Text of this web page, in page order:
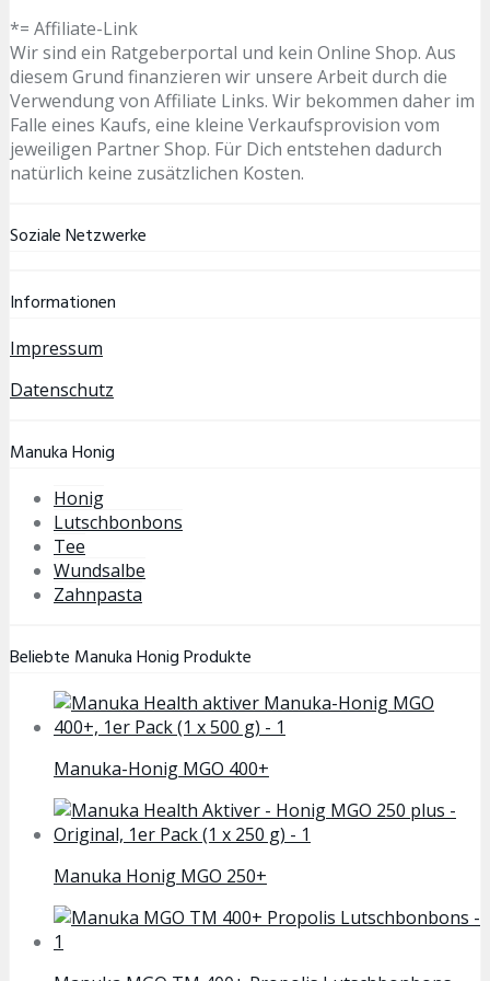
*= Affiliate-Link
Wir sind ein Ratgeberportal und kein Online Shop. Aus
diesem Grund finanzieren wir unsere Arbeit durch die
Verwendung von Affiliate Links. Wir bekommen daher im
Falle eines Kaufs, eine kleine Verkaufsprovision vom
jeweiligen Partner Shop. Für Dich entstehen dadurch
natürlich keine zusätzlichen Kosten.
Soziale Netzwerke
Informationen
Impressum
Datenschutz
Manuka Honig
Honig
Lutschbonbons
Tee
Wundsalbe
Zahnpasta
Beliebte Manuka Honig Produkte
Manuka-Honig MGO 400+
Manuka Honig MGO 250+